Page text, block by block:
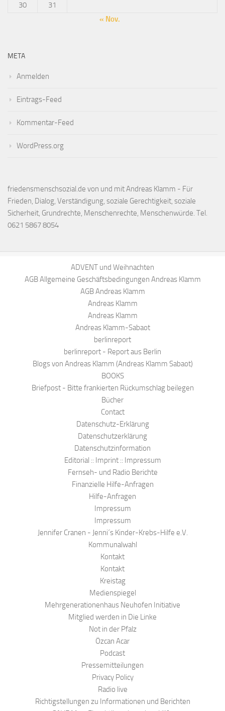
30
31
« Nov.
META
Anmelden
Eintrags-Feed
Kommentar-Feed
WordPress.org
friedensmenschsozial.de von und mit Andreas Klamm - Für
Frieden, Dialog, Verständigung, soziale Gerechtigkeit, soziale
Sicherheit, Grundrechte, Menschenrechte, Menschenwürde. Tel.
0621 5867 8054
ADVENT und Weihnachten
AGB Allgemeine Geschäftsbedingungen Andreas Klamm
AGB Andreas Klamm
Andreas Klamm
Andreas Klamm
Andreas Klamm-Sabaot
berlinreport
berlinreport - Report aus Berlin
Blogs von Andreas Klamm (Andreas Klamm Sabaot)
BOOKS
Briefpost - Bitte frankierten Rückumschlag beilegen
Bücher
Contact
Datenschutz-Erklärung
Datenschutzerklärung
Datenschutzinformation
Editorial :: Imprint :: Impressum
Fernseh- und Radio Berichte
Finanzielle Hilfe-Anfragen
Hilfe-Anfragen
Impressum
Impressum
Jennifer Cranen - Jenni´s Kinder-Krebs-Hilfe e.V.
Kommunalwahl
Kontakt
Kontakt
Kreistag
Medienspiegel
Mehrgenerationenhaus Neuhofen Initiative
Mitglied werden in Die Linke
Not in der Pfalz
Özcan Acar
Podcast
Pressemitteilungen
Privacy Policy
Radio live
Richtigstellungen zu Informationen und Berichten